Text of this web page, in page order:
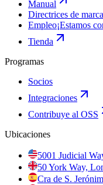
Manual
Directrices de marca
Empleo¡Estamos
Tienda
Programas
Socios
Integraciones
Contribuye al OSS
Ubicaciones
5001 Judicial
50 York Way,
Cra de S.